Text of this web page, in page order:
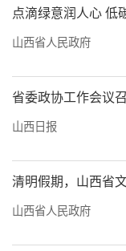
山、治水、治
燃煤、运输、
坚行动，巩固
全“一泓清水入
制，确保汾河
持续开展扩绿
园一期建设；
河流山洪沟道
点滴绿意润人心 低
山西省人民政府
省委政协工作会议
山西日报
清明假期，山西省
山西省人民政府